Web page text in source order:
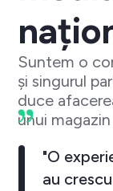
Suntem o
și singurul
duce
unui
"O
au